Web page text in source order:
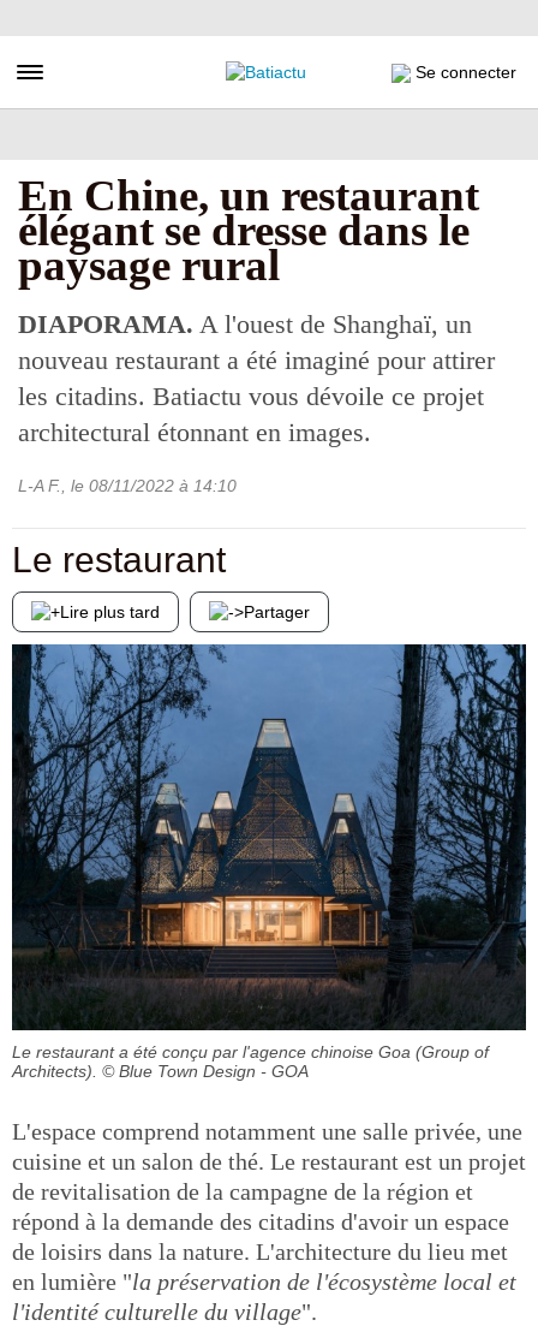
au
principal
Toggle navigation Se connecter
En Chine, un restaurant
élégant se dresse dans le
paysage rural
DIAPORAMA. A l'ouest de Shanghaï, un
nouveau restaurant a été imaginé pour attirer
les citadins. Batiactu vous dévoile ce projet
architectural étonnant en images.
L-A F. , le 08/11/2022 à 14:10
Le restaurant
Lire plus tard Partager
Le restaurant a été conçu par l'agence chinoise Goa (Group of
Architects). © Blue Town Design - GOA
L'espace comprend notamment une salle privée, une
cuisine et un salon de thé. Le restaurant est un projet
de revitalisation de la campagne de la région et
répond à la demande des citadins d'avoir un espace
de loisirs dans la nature. L'architecture du lieu met
en lumière "la préservation de l'écosystème local et
l'identité culturelle du village".